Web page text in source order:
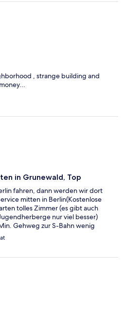
felt it a bit uncomfortable and
place.
, strange building and
in Grunewald, Top
fahren, dann werden wir dort
mitten in Berlin(Kostenlose
tolles Zimmer (es gibt auch
nur viel besser)
Gehweg zur S-Bahn wenig
Kindern, da das Grundstück sehr
wir hatten unsere Fahrräder mit,
, nur 3 Km zur Messe und 8km
entfernt ,dann ist man
Villenviertel ist, ist es sehr geflegt
sehr hilfsbereit und die
gewesen uns Strecken und
Frühstück war für Berliner